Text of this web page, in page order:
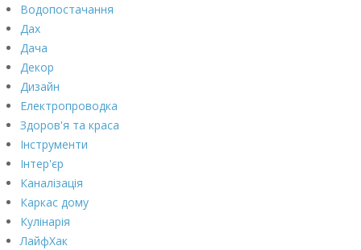
Водопостачання
Дах
Дача
Декор
Дизайн
Електропроводка
Здоров'я та краса
Інструменти
Інтер'єр
Каналізація
Каркас дому
Кулінарія
ЛайфХак